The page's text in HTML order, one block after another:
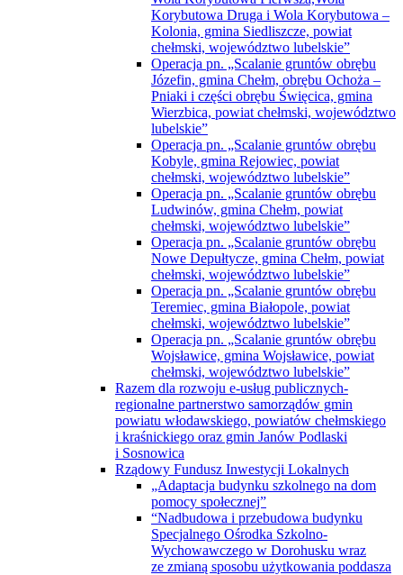
Korybutowa Druga i Wola Korybutowa –
Kolonia, gmina Siedliszcze, powiat
chełmski, województwo lubelskie”
Operacja pn. „Scalanie gruntów obrębu
Józefin, gmina Chełm, obrębu Ochoża –
Pniaki i części obrębu Święcica, gmina
Wierzbica, powiat chełmski, województwo
lubelskie”
Operacja pn. „Scalanie gruntów obrębu
Kobyle, gmina Rejowiec, powiat
chełmski, województwo lubelskie”
Operacja pn. „Scalanie gruntów obrębu
Ludwinów, gmina Chełm, powiat
chełmski, województwo lubelskie”
Operacja pn. „Scalanie gruntów obrębu
Nowe Depułtycze, gmina Chełm, powiat
chełmski, województwo lubelskie”
Operacja pn. „Scalanie gruntów obrębu
Teremiec, gmina Białopole, powiat
chełmski, województwo lubelskie”
Operacja pn. „Scalanie gruntów obrębu
Wojsławice, gmina Wojsławice, powiat
chełmski, województwo lubelskie”
Razem dla rozwoju e-usług publicznych-
regionalne partnerstwo samorządów gmin
powiatu włodawskiego, powiatów chełmskiego
i kraśnickiego oraz gmin Janów Podlaski
i Sosnowica
Rządowy Fundusz Inwestycji Lokalnych
„Adaptacja budynku szkolnego na dom
pomocy społecznej”
“Nadbudowa i przebudowa budynku
Specjalnego Ośrodka Szkolno-
Wychowawczego w Dorohusku wraz
ze zmianą sposobu użytkowania poddasza